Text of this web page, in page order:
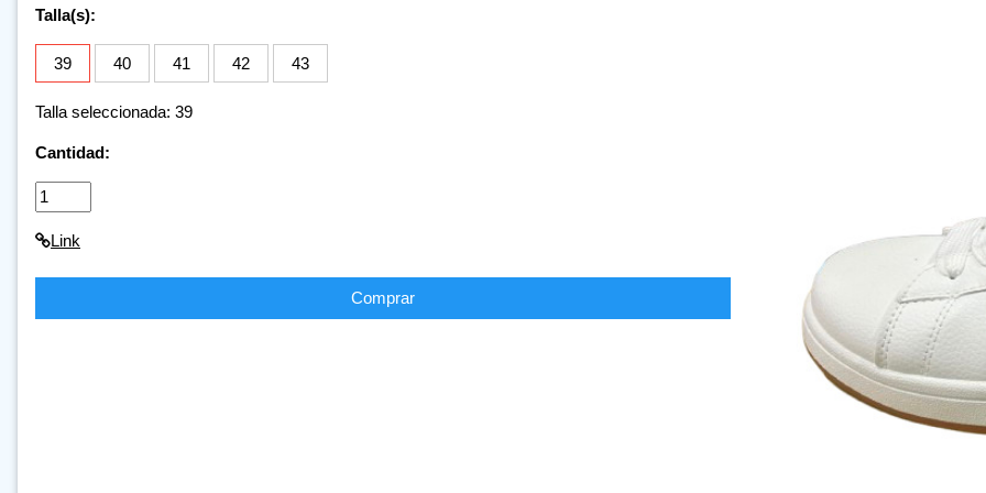
Talla(s):
39 40 41 42 43
Talla seleccionada: 39
Cantidad:
Link
Comprar